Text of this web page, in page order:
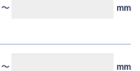
～ mm
～ mm